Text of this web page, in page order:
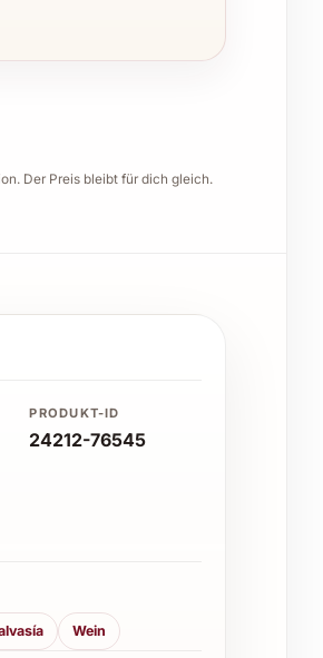
Der Preis bleibt für dich gleich.
PRODUKT-ID
24212-76545
Wein